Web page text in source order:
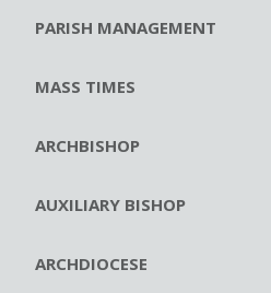
PARISH MANAGEMENT
MASS TIMES
ARCHBISHOP
AUXILIARY BISHOP
ARCHDIOCESE